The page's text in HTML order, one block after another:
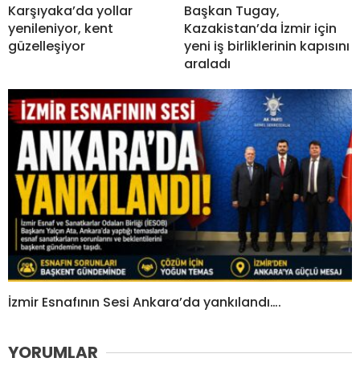
Karşıyaka’da yollar
yenileniyor, kent
güzelleşiyor
Başkan Tugay,
Kazakistan’da İzmir için
yeni iş birliklerinin kapısını
araladı
İzmir Esnafının Sesi Ankara’da yankılandı….
YORUMLAR